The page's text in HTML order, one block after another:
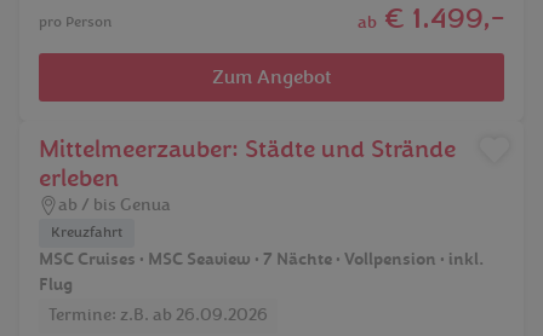
pro Person ab € 1.499,-
Zum Angebot
Mittelmeerzauber: Städte und Strände
erleben
ab / bis Genua
Kreuzfahrt
MSC Cruises • MSC Seaview • 7 Nächte • Vollpension • inkl.
Flug
Termine: z.B. ab 26.09.2026